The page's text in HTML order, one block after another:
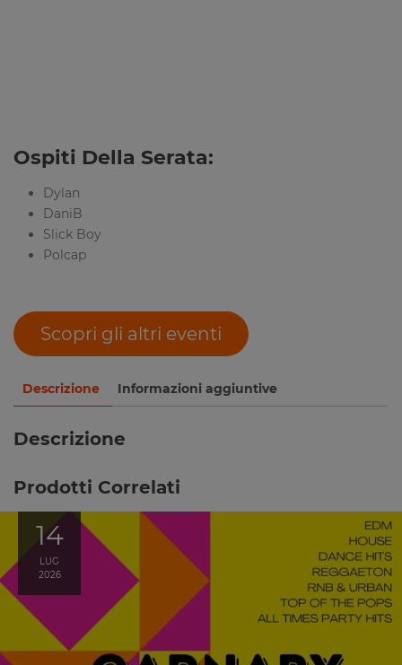
Ospiti Della Serata:
Dylan
DaniB
Slick Boy
Polcap
Scopri gli altri eventi
Descrizione Informazioni aggiuntive
Descrizione
Prodotti Correlati
14
LUG
2026